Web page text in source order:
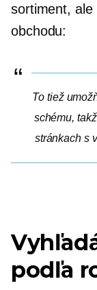
sortiment, ale
obchodu:
To tiež
schému,
stránkach s
podľa